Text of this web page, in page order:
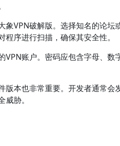
象VPN破解版。选择知名的论坛
序进行扫描，确保其安全性。
VPN账户。密码应包含字母、
版本也非常重要。开发者通常
胁。